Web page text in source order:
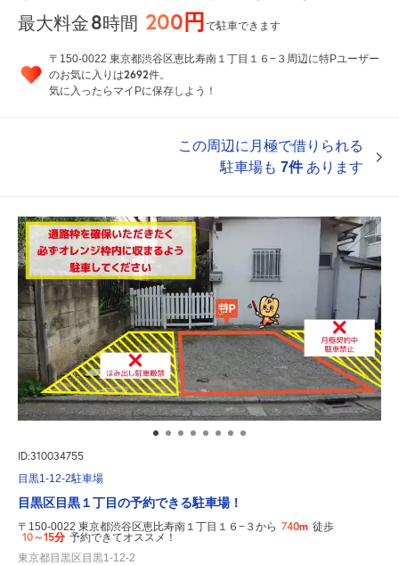
最大料金8時間 200円で駐車できます
〒150-0022 東京都渋谷区恵比寿南１丁目１６−３周辺に特Pユーザー
のお気に入りは2692件。
気に入ったらマイPに保存しよう！
この周辺に月極で借りられる
駐車場も 7件あります
ID:310034755
目黒1-12-2駐車場
目黒区目黒１丁目の予約できる駐車場！
〒150-0022 東京都渋谷区恵比寿南１丁目１６−３から 740m 徒歩
10～15分 予約できてオススメ！
東京都目黒区目黒1-12-2